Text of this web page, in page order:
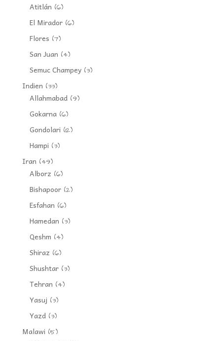
Atitlán (6)
El Mirador(6)
Flores (7)
San Juan (4)
Semuc Champey(3)
Indien (33)
Allahmabad(9)
Gokarna(6)
Gondolari (12)
Hampi (3)
Iran (49)
Alborz (6)
Bishapoor(2)
Esfahan (6)
Hamedan (3)
Qeshm (4)
Shiraz (6)
Shushtar(3)
Tehran (4)
Yasuj (3)
Yazd(3)
Malawi (5)